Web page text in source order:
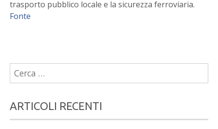
trasporto pubblico locale e la sicurezza ferroviaria.
Fonte
Ricerca
per:
ARTICOLI RECENTI